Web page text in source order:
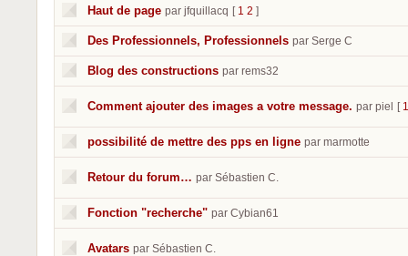
Haut de page par jfquillacq [ 1 2 ]
Des Professionnels, Professionnels par Serge C
Blog des constructions par rems32
Comment ajouter des images a votre message. par piel [ 1
possibilité de mettre des pps en ligne par marmotte
Retour du forum… par Sébastien C.
Fonction "recherche" par Cybian61
Avatars par Sébastien C.